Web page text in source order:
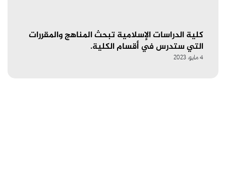
كلية الدراسات الإسلامية تبحث المناهج والمقررات
التي ستدرس في أقسام الكلية.
4 مايو، 2023